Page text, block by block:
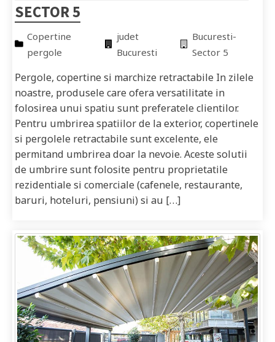
SECTOR 5
Copertine
pergole
judet
Bucuresti
Bucuresti-
Sector 5
Pergole, copertine si marchize retractabile In zilele
noastre, produsele care ofera versatilitate in
folosirea unui spatiu sunt preferatele clientilor.
Pentru umbrirea spatiilor de la exterior, copertinele
si pergolele retractabile sunt excelente, ele
permitand umbrirea doar la nevoie. Aceste solutii
de umbrire sunt folosite pentru proprietatile
rezidentiale si comerciale (cafenele, restaurante,
baruri, hoteluri, pensiuni) si au […]